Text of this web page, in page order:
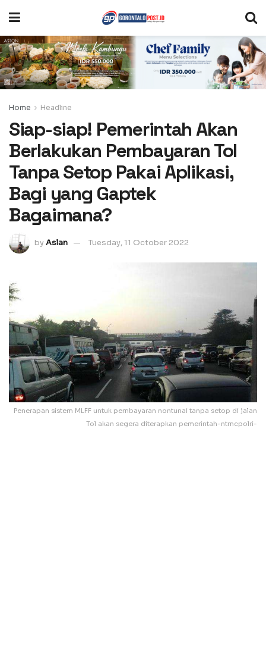
Home Headline
Siap-siap! Pemerintah Akan
Berlakukan Pembayaran Tol
Tanpa Setop Pakai Aplikasi,
Bagi yang Gaptek
Bagaimana?
byAslan Tuesday, 11 October 2022
Penerapan sistem MLFF untuk pembayaran nontunai tanpa setop di jalan
Tol akan segera diterapkan pemerintah-ntmcpolri-